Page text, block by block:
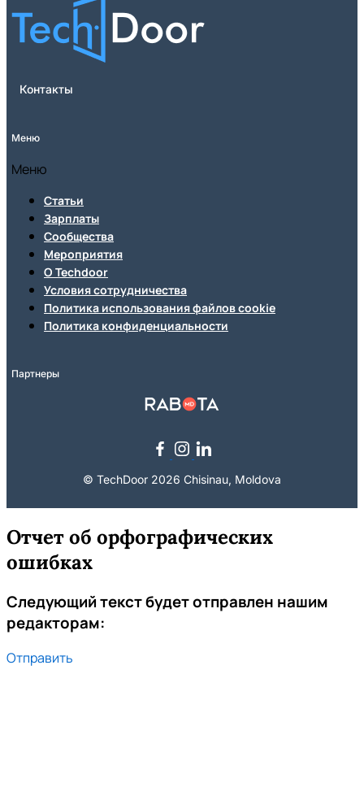
Контакты
Меню
Меню
Статьи
Зарплаты
Сообщества
Мероприятия
О Techdoor
Условия сотрудничества
Политика использования файлов cookie
Политика конфиденциальности
Партнеры
© TechDoor 2026 Chisinau, Moldova
Отчет об орфографических
ошибках
Следующий текст будет отправлен нашим
редакторам:
Отправить